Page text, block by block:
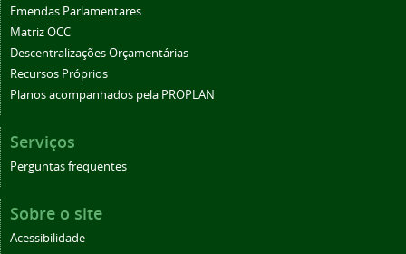
Emendas Parlamentares
Matriz OCC
Descentralizações Orçamentárias
Recursos Próprios
Planos acompanhados pela PROPLAN
Serviços
Perguntas frequentes
Sobre o site
Acessibilidade